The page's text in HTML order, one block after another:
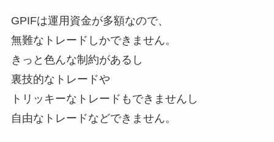
GPIFは運用資金が多額なので、
無難なトレードしかできません。
きっと色んな制約があるし
裏技的なトレードや
トリッキーなトレードもできませんし
自由なトレードなどできません。